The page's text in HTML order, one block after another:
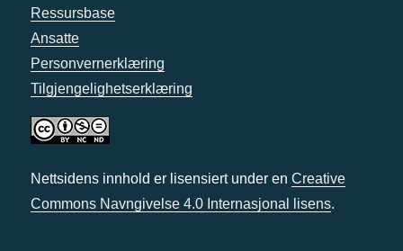
Ressursbase
Ansatte
Personvernerklæring
Tilgjengelighetserklæring
Nettsidens innhold er lisensiert under en Creative
Commons Navngivelse 4.0 Internasjonal lisens.